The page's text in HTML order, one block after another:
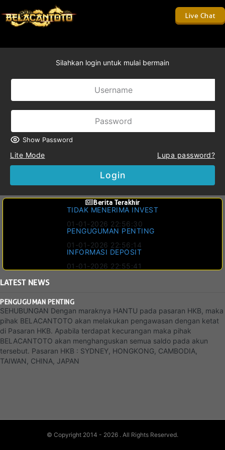
Live Chat
Silahkan login untuk mulai bermain
Show Password
Lite Mode Lupa password?
Login
Berita Terakhir
TIDAK MENERIMA INVEST
01-01-2026 22:56:30
PENGUGUMAN PENTING
01-01-2026 22:56:14
INFORMASI DEPOSIT
01-01-2026 22:55:41
LATESTNEWS
PENGUGUMAN PENTING
SEHUBUNGAN Dengan maraknya HANTU pada pasaran HKB, maka
pihak BELACANTOTO akan melakukan pengawasan dengan ketat
di Pasaran HKB. Apabila terdapat kecurangan maka pihak
BELACANTOTO akan menghanguskan semua saldo pada akun
tersebut. Pasaran HKB : SYDNEY, HONGKONG, CAMBODIA,
TAIWAN, CHINA, JAPAN
© Copyright 2014 - 2026 . All Rights Reserved.